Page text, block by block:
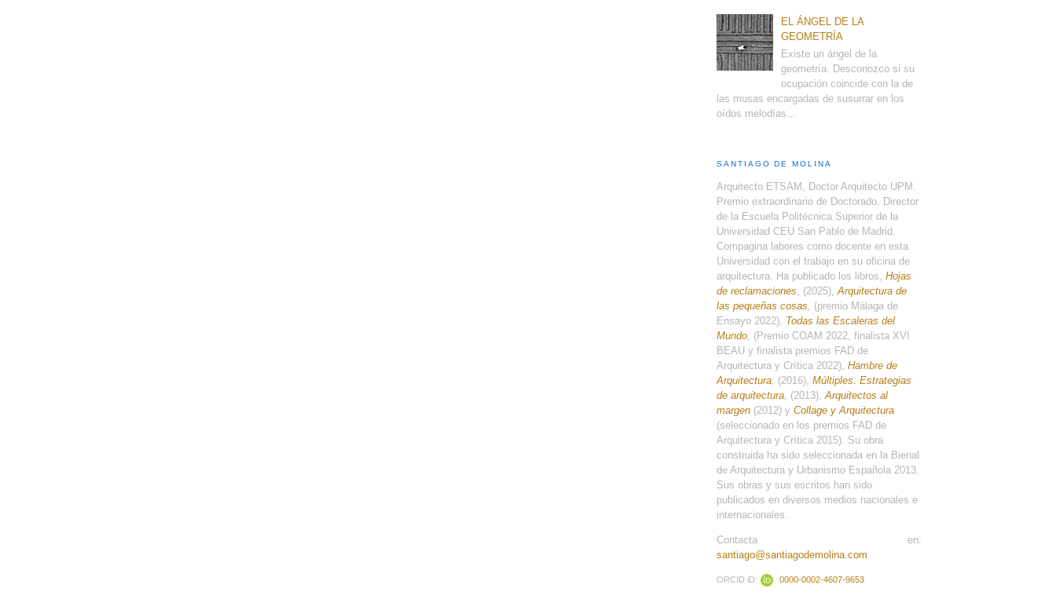
EL ÁNGEL DE LA
GEOMETRÍA
Existe un ángel de la
geometría. Desconozco si su
ocupación coincide con la de
las musas encargadas de susurrar en los
oídos melodías...
SANTIAGO DE MOLINA
Arquitecto ETSAM, Doctor Arquitecto UPM.
Premio extraordinario de Doctorado. Director
de la Escuela Politécnica Superior de la
Universidad CEU San Pablo de Madrid.
Compagina labores como docente en esta
Universidad con el trabajo en su oficina de
arquitectura. Ha publicado los libros,Hojas
de reclamaciones
(2025),Arquitectura de
las pequeñas cosas
(premio Málaga de
Ensayo 2022), Todas las Escaleras del
Mundo (Premio COAM 2022, finalista XVI
BEAU y finalista premios FAD de
Arquitectura y Crítica 2022),Hambre de
Arquitectura (2016),Múltiples. Estrategias
de arquitectura (2013),Arquitectos al
margen (2012) yCollage y Arquitectura
(seleccionado en los premios FAD de
Arquitectura y Crítica 2015). Su obra
construida ha sido seleccionada en la Bienal
de Arquitectura y Urbanismo Española 2013.
Sus obras y sus escritos han sido
publicados en diversos medios nacionales e
internacionales.
Contacta en:
santiago@santiagodemolina.com
ORCID iD: 0000-0002-4607-9653